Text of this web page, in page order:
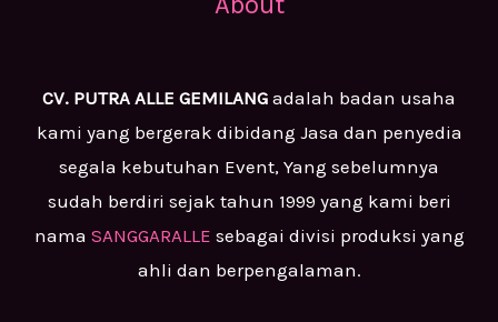
CV. PUTRA ALLE GEMILANG adalah badan usaha
kami yang bergerak dibidang Jasa dan penyedia
segala kebutuhan Event, Yang sebelumnya
sudah berdiri sejak tahun 1999 yang kami beri
nama SANGGARALLE sebagai divisi produksi yang
ahli dan berpengalaman.